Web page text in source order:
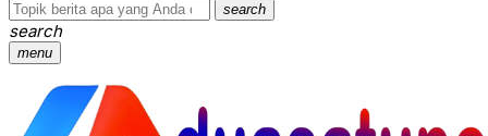
search
search
menu